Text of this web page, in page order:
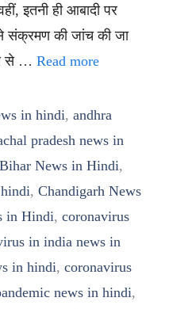
इतनी ही आबादी पर
से संक्रमण की जांच की जा
से … Read more
in hindi, andhra
pradesh news in
Bihar News in Hindi,
, Chandigarh News
in Hindi, coronavirus
in india news in
in hindi, coronavirus
news in hindi,